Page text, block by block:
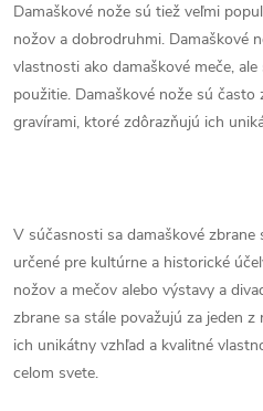
Damaškové nože sú tiež veľmi
nožov a dobrodruhmi. Damaškové
vlastnosti ako damaškové meče,
použitie. Damaškové nože sú
gravírami, ktoré zdôrazňujú ich
V súčasnosti sa damaškové zbrane
určené pre kultúrne a historické
nožov a mečov alebo výstavy a
zbrane sa stále považujú za jeden
ich unikátny vzhľad a kvalitné
celom svete.